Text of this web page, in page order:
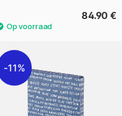
84.90 €
11%